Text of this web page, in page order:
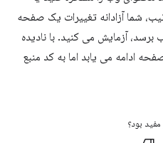
شما آزادانه تغییرات یک صفحه
برسد، آزمایش می کنید. با نادیده
ادامه می یابد اما به کد منبع
بود؟